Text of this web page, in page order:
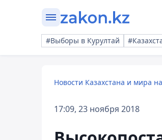
#Выборы в Курултай
Новости Казахстана и мира
17:09, 23 ноября 2018